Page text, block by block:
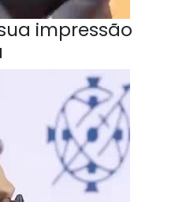
impressão